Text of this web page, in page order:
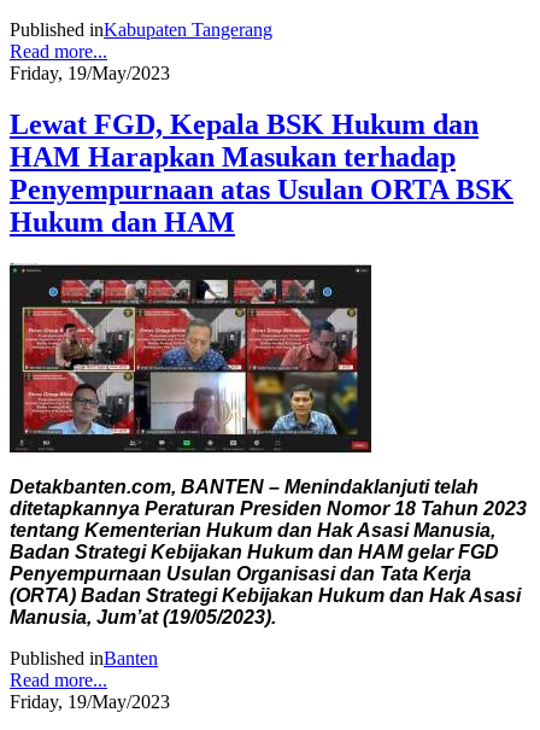
Published inKabupaten Tangerang
Read more...
Friday, 19/May/2023
Lewat FGD, Kepala BSK Hukum dan
HAM Harapkan Masukan terhadap
Penyempurnaan atas Usulan ORTA BSK
Hukum dan HAM
Detakbanten.com, BANTEN – Menindaklanjuti telah
ditetapkannya Peraturan Presiden Nomor 18 Tahun 2023
tentang Kementerian Hukum dan Hak Asasi Manusia,
Badan Strategi Kebijakan Hukum dan HAM gelar FGD
Penyempurnaan Usulan Organisasi dan Tata Kerja
(ORTA) Badan Strategi Kebijakan Hukum dan Hak Asasi
Manusia, Jum’at (19/05/2023).
Published inBanten
Read more...
Friday, 19/May/2023